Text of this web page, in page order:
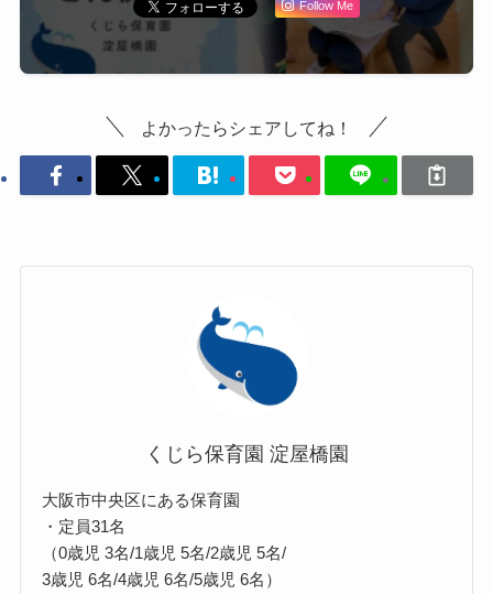
Follow Me
よかったらシェアしてね！
くじら保育園 淀屋橋園
大阪市中央区にある保育園
・定員31名
（0歳児 3名/1歳児 5名/2歳児 5名/
3歳児 6名/4歳児 6名/5歳児 6名）